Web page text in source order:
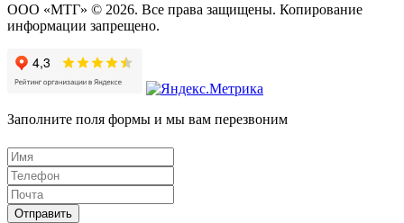
ООО «МТГ» © 2026. Все права защищены. Копирование
информации запрещено.
Заполните поля формы и мы вам перезвоним
Отправить